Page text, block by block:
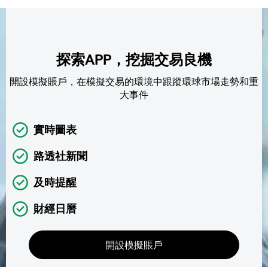
探索APP，挖掘交易良機
開設模擬賬戶，在模擬交易的環境中跟蹤環球市場走勢和重
大事件
實時圖表
路透社新聞
及時提醒
財經日曆